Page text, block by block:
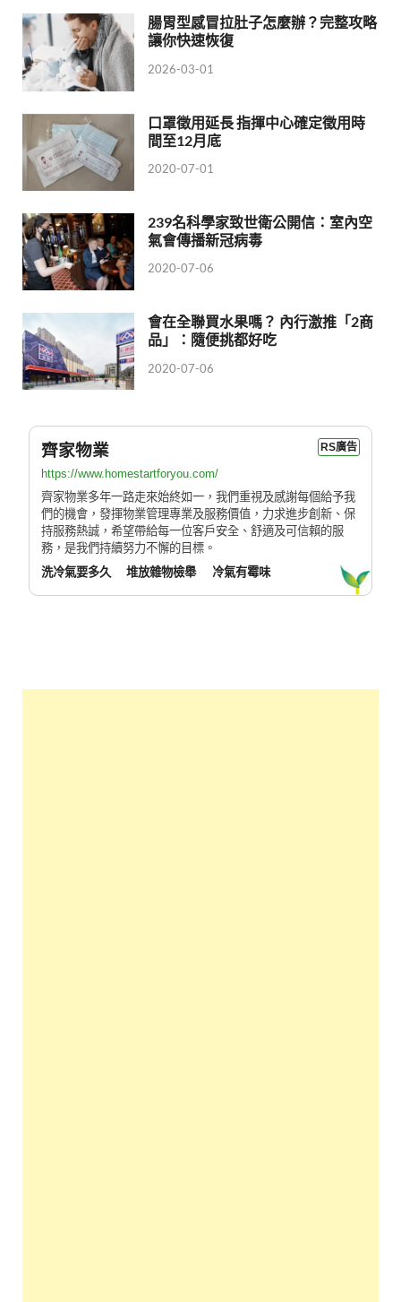
腸胃型感冒拉肚子怎麼辦？完整攻略
讓你快速恢復
2026-03-01
口罩徵用延長 指揮中心確定徵用時
間至12月底
2020-07-01
239名科學家致世衛公開信：室內空
氣會傳播新冠病毒
2020-07-06
會在全聯買水果嗎？ 內行激推「2商
品」：隨便挑都好吃
2020-07-06
齊家物業 RS廣告
https://www.homestartforyou.com/
齊家物業多年一路走來始終如一，我們重視及感謝每個給予我
們的機會，發揮物業管理專業及服務價值，力求進步創新、保
持服務熱誠，希望帶給每一位客戶安全、舒適及可信賴的服
務，是我們持續努力不懈的目標。
洗冷氣要多久
堆放雜物檢舉 冷氣有霉味